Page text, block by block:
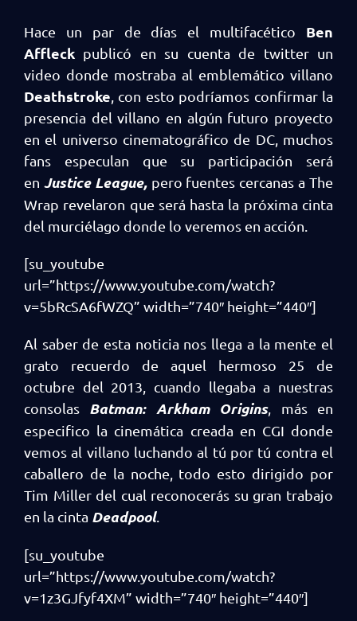
Hace un par de días el multifacético Ben
Affleck publicó en su cuenta de twitter un
video donde mostraba al emblemático villano
Deathstroke , con esto podríamos confirmar la
presencia del villano en algún futuro proyecto
en el universo cinematográfico de DC, muchos
fans especulan que su participación será
en Justice League,pero fuentes cercanas a The
Wrap revelaron que será hasta la próxima cinta
del murciélago donde lo veremos en acción.
[su_youtube
url=”https://www.youtube.com/watch?
v=5bRcSA6fWZQ” width=”740″ height=”440″]
Al saber de esta noticia nos llega a la mente el
grato recuerdo de aquel hermoso 25 de
octubre del 2013, cuando llegaba a nuestras
consolas Batman: Arkham Origins, más en
especifico la cinemática creada en CGI donde
vemos al villano luchando al tú por tú contra el
caballero de la noche, todo esto dirigido por
Tim Miller del cual reconocerás su gran trabajo
en la cinta Deadpool.
[su_youtube
url=”https://www.youtube.com/watch?
v=1z3GJfyf4XM” width=”740″ height=”440″]